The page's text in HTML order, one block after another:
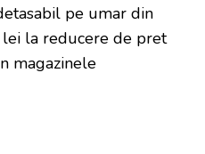
pe umar din
la reducere de pret
magazinele